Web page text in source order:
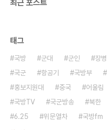
최근 포스트
태그
국방 군대 군인 장병
국군
항공기 국방부
홍보지원대
중국 어울림
국방TV
국군방송 북한
6.25
위문열차 국방fm